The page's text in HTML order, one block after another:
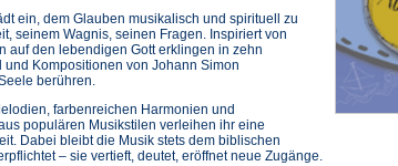
ein, dem Glauben musikalisch und spirituell zu
seinem Wagnis, seinen Fragen. Inspiriert von
auf den lebendigen Gott erklingen in zehn
und Kompositionen von Johann Simon
berühren.
farbenreichen Harmonien und
populären Musikstilen verleihen ihr eine
Dabei bleibt die Musik stets dem biblischen
– sie vertieft, deutet, eröffnet neue Zugänge.